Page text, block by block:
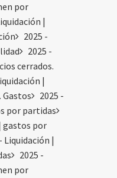
por
|
2025 -
2025 -
cerrados.
|
Gastos
2025 -
por partidas
gastos por
Liquidación |
2025 -
por